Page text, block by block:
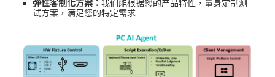
弹性客制化方案：我们能根据您的产品特性，量身定制测
试方案，满足您的特定需求